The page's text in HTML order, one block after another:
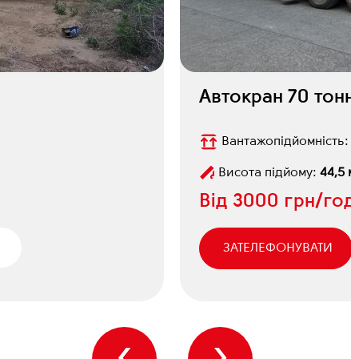
Автокран 70
Вантажопідйомність:
Висота підйому: 44,5
Від 3000 грн/
ЗАТЕЛЕФОНУВАТИ